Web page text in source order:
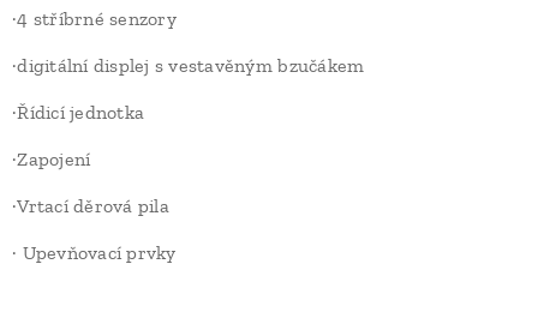
·4 stříbrné senzory
·digitální displej s vestavěným bzučákem
·Řídicí jednotka
·Zapojení
·Vrtací děrová pila
· Upevňovací prvky